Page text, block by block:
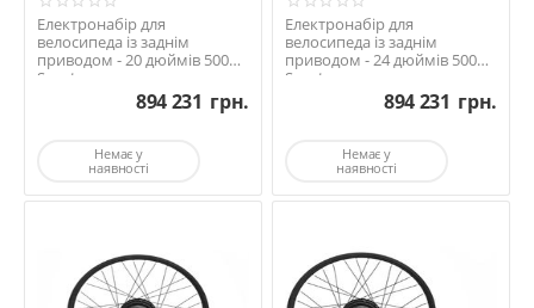
Електронабір для
велосипеда із заднім
приводом - 20 дюймів 500Вт
Sport та акумулятором ...
894 231 грн.
Немає у
наявності
Електронабір для
велосипеда із заднім
приводом - 24 дюймів 500Вт
Sport та акумулятором ...
894 231 грн.
Немає у
наявності